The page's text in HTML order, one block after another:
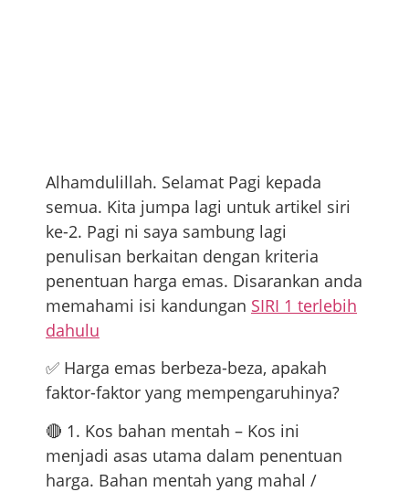
Alhamdulillah. Selamat Pagi kepada
semua. Kita jumpa lagi untuk artikel siri
ke-2. Pagi ni saya sambung lagi
penulisan berkaitan dengan kriteria
penentuan harga emas. Disarankan anda
memahami isi kandungan SIRI 1 terlebih
dahulu
✅ Harga emas berbeza-beza, apakah
faktor-faktor yang mempengaruhinya?
🔴 1. Kos bahan mentah – Kos ini
menjadi asas utama dalam penentuan
harga. Bahan mentah yang mahal /